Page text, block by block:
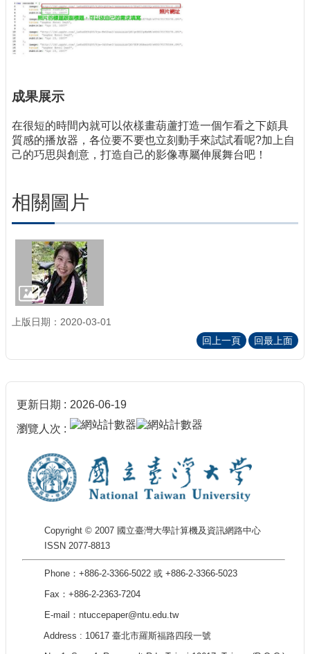
成果展示
在很短的時間內就可以依樣畫葫蘆打造一個乍看之下頗具
質感的播放器，各位要不要也立刻動手來試試看呢?加上自
己的巧思與創意，打造自己的影像專屬伸展舞台吧！
相關圖片
上版日期：2020-03-01
回上一頁
回最上面
更新日期 2026-06-19
瀏覽人次
Copyright © 2007 國立臺灣大學計算機及資訊網路中心
ISSN 2077-8813
Phone：+886-2-3366-5022 或 +886-2-3366-5023
Fax：+886-2-2363-7204
E-mail：ntuccepaper@ntu.edu.tw
Address : 10617 臺北市羅斯福路四段一號